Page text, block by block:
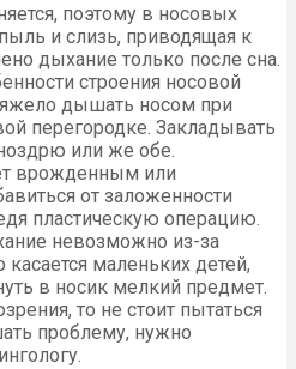
поэтому в носовых
и слизь, приводящая к
дыхание только после сна.
строения носовой
дышать носом при
перегородке. Закладывать
или же обе.
врожденным или
от заложенности
пластическую операцию.
невозможно из-за
касается маленьких детей,
в носик мелкий предмет.
то не стоит пытаться
проблему, нужно